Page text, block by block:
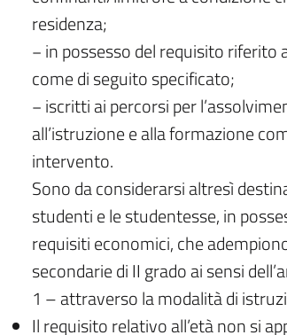
residenza;
− in possesso del requisito riferito
come di seguito specificato;
− iscritti ai percorsi per
all’istruzione e alla formazione
intervento.
Sono da considerarsi altresì
studenti e le studentesse, in
requisiti economici, che
secondarie di II grado ai sensi
1 – attraverso la modalità di
Il requisito relativo all’età non si